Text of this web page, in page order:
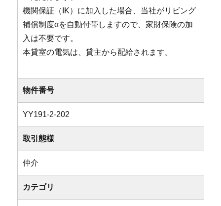
機関保証（IK）に加入した場合、当社がリビング
補償制度αを自動付帯しますので、家財保険の加
入は不要です。
本貸室の電気は、貸主から配給されます。
物件番号
YY191-2-202
取引態様
仲介
カテゴリ